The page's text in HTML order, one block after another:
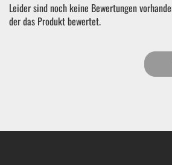
Leider sind noch keine Bewertungen
der das Produkt bewertet.